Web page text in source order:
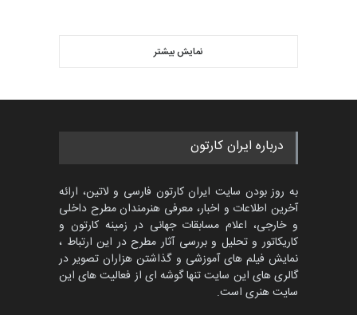
کتابخانۀ ممتا…
مسابقه بین‌المللی کارتون آیدین
دوغان، ترکیه،…
مسابقۀ بین‌المللی کارتون و
کاریکاتور «البغلی…
مهلت 3 ماه دیگر
گالری حدود یک ماه قبل
نمایش بیشتر
درباره ایران کارتون
به روز بودن سایت ایران کارتون فارسی و لاتین، ارائه
آخرین اطلاعات و اخبار، معرفی هنرمندان مطرح داخلی
و خارجی، اعلام مسابقات جهانی در زمینه کارتون و
کاریکاتور و تحلیل و بررسی آثار مطرح در این ارتباط ،
نمایش فیلم های آموزشی و گذاشتن هزاران تصویر در
گالری های این سایت تنها گوشه ای از فعالیت های این
سایت هنری است.